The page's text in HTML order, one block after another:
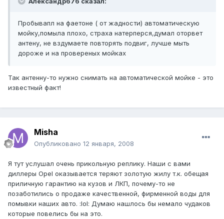
Пробывапл на фаетоне ( от жадности) автоматическую
мойку,помыла плохо, страха натерперся,думал оторвет
антену, не вздумаете повторять подвиг, лучше мыть
дороже и на провереных мойках
Так антенну-то нужно снимать на автоматической мойке - это
известный факт!
Misha
Опубликовано 12 января, 2008
Я тут услушал очень прикольную реплику. Наши с вами
диллеры Opel оказывается теряют золотую жилу т.к. обещая
приличную гарантию на кузов и ЛКП, почему-то не
позаботились о продаже качественной, фирменной воды для
помывки наших авто. :lol: Думаю нашлось бы немало чудаков
которые повелись бы на это.